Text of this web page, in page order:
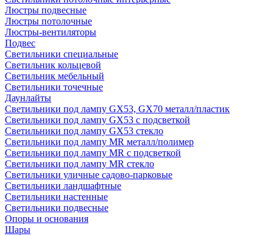
Люстры подвесные
Люстры потолочные
Люстры-вентиляторы
Подвес
Светильники специальные
Светильник кольцевой
Светильник мебельный
Светильники точечные
Даунлайты
Светильники под лампу GX53, GX70 металл/пластик
Светильники под лампу GX53 с подсветкой
Светильники под лампу GX53 стекло
Светильники под лампу MR металл/полимер
Светильники под лампу MR с подсветкой
Светильники под лампу MR стекло
Светильники уличные садово-парковые
Светильники ландшафтные
Светильники настенные
Светильники подвесные
Опоры и основания
Шары